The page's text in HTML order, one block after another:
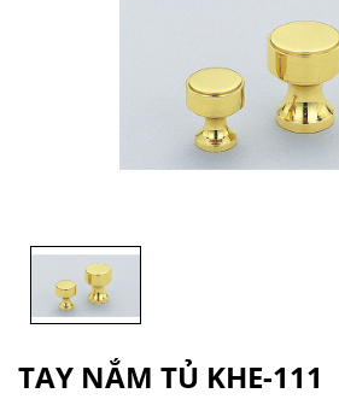
TAY NẮM TỦ KHE-111